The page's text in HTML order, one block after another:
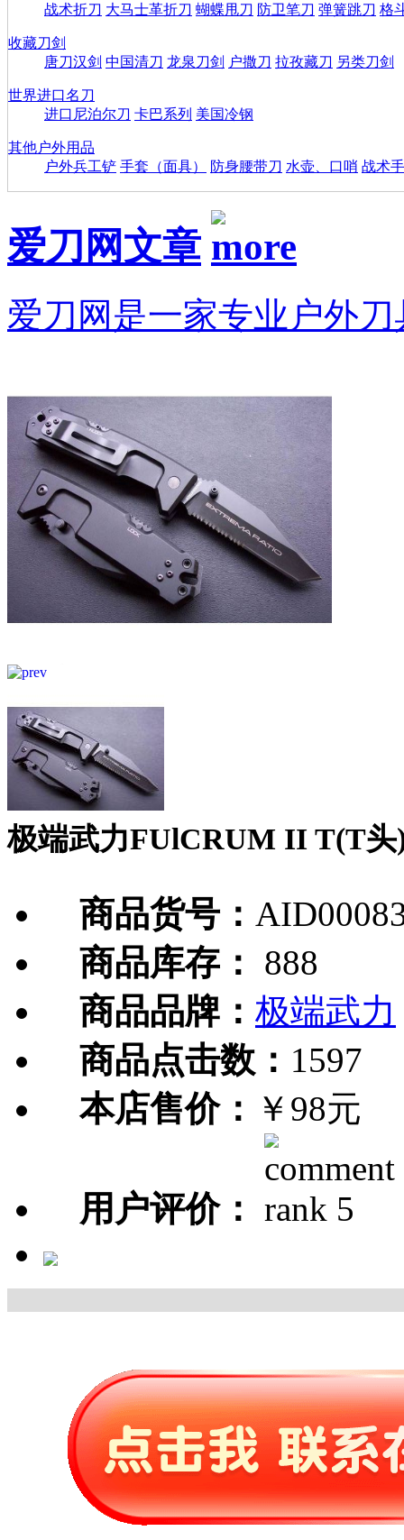
战术折刀 大马士革折刀 蝴蝶甩刀 防卫笔刀 弹簧跳刀 格
收藏刀剑
唐刀汉剑 中国清刀 龙泉刀剑 户撒刀 拉孜藏刀 另类刀剑
世界进口名刀
进口尼泊尔刀 卡巴系列 美国冷钢
其他户外用品
户外兵工铲 手套（面具） 防身腰带刀 水壶、口哨 战术
爱刀网文章
爱刀网是一家专业户外
极端武力FUlCRUM II T(T头
商品货号：
商品库存：
888
商品品牌： 极端武力
商品点击数： 1597
本店售价： ￥98元
用户评价：